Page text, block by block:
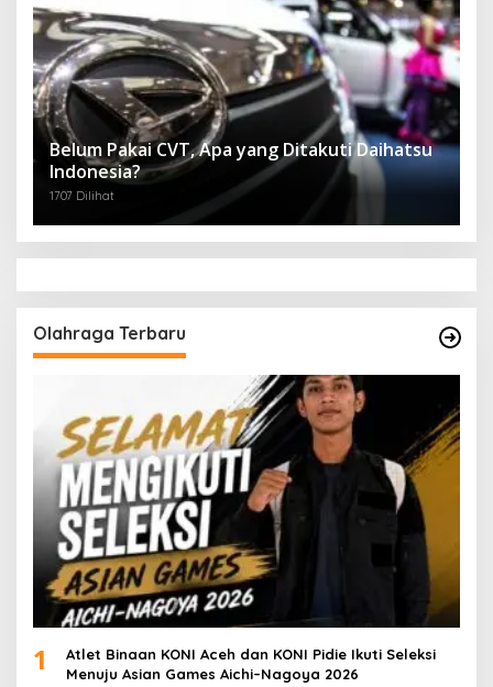
Belum Pakai CVT, Apa yang Ditakuti Daihatsu
Indonesia?
1707 Dilihat
Olahraga Terbaru
1
Atlet Binaan KONI Aceh dan KONI Pidie Ikuti Seleksi
Menuju Asian Games Aichi–Nagoya 2026